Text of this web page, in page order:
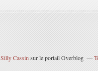
Silly Cassinsur le portail Overblog